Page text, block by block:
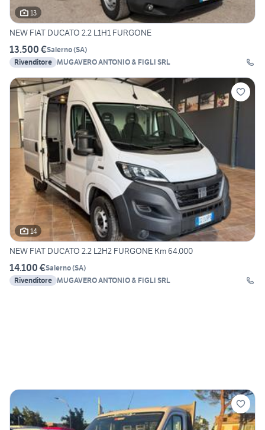
13
NEW FIAT DUCATO 2.2 L1H1 FURGONE
13.500 €Salerno(SA)
Rivenditore MUGAVERO ANTONIO & FIGLI SRL
14
NEW FIAT DUCATO 2.2 L2H2 FURGONE Km 64.000
14.100 €Salerno(SA)
Rivenditore MUGAVERO ANTONIO & FIGLI SRL